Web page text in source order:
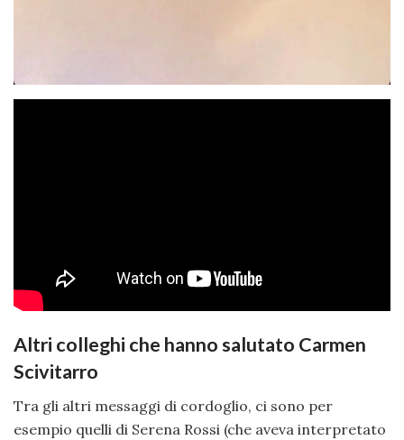
Altri colleghi che hanno salutato Carmen
Scivitarro
Tra gli altri messaggi di cordoglio, ci sono per
esempio quelli di Serena Rossi (che aveva interpretato